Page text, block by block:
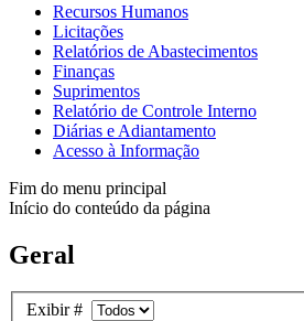
Recursos Humanos
Licitações
Relatórios de Abastecimentos
Finanças
Suprimentos
Relatório de Controle Interno
Diárias e Adiantamento
Acesso à Informação
Fim do menu principal
Início do conteúdo da página
Geral
Exibir #